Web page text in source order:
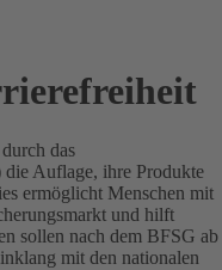
das
die Auflage, ihre Produkte
ermöglicht Menschen mit
und hilft
sollen nach dem BFSG ab
mit den nationalen